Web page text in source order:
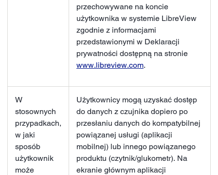
przechowywane na koncie
użytkownika w systemie LibreView
zgodnie z informacjami
przedstawionymi w Deklaracji
prywatności dostępną na stronie
www.libreview.com.
W
stosownych
przypadkach,
w jaki
sposób
użytkownik
może
Użytkownicy mogą uzyskać dostęp
do danych z czujnika dopiero po
przesłaniu danych do kompatybilnej
powiązanej usługi (aplikacji
mobilnej) lub innego powiązanego
produktu (czytnik/glukometr). Na
ekranie głównym aplikacji